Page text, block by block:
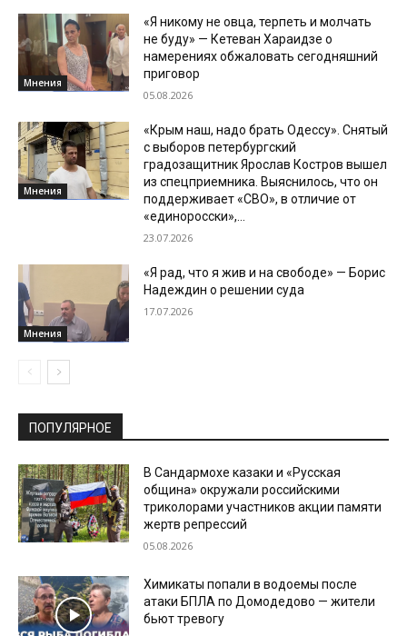
Мнения
«Я никому не овца, терпеть и молчать
не буду» — Кетеван Хараидзе о
намерениях обжаловать сегодняшний
приговор
05.08.2026
Мнения
«Крым наш, надо брать Одессу». Снятый
с выборов петербургский
градозащитник Ярослав Костров вышел
из спецприемника. Выяснилось, что он
поддерживает «СВО», в отличие от
«единоросски»,...
23.07.2026
Мнения
«Я рад, что я жив и на свободе» — Борис
Надеждин о решении суда
17.07.2026
ПОПУЛЯРНОЕ
В Сандармохе казаки и «Русская
община» окружали российскими
триколорами участников акции памяти
жертв репрессий
05.08.2026
Химикаты попали в водоемы после
атаки БПЛА по Домодедово — жители
бьют тревогу